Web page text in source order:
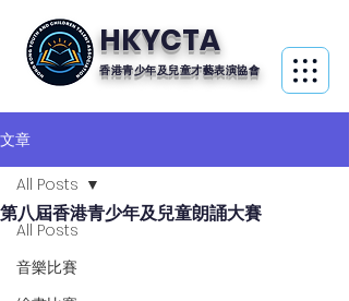
HKYCTA
香港青少年及兒童才藝表演協會
文章
All Posts
音樂比賽
All Posts
第八屆香港青少年及兒童朗誦大賽